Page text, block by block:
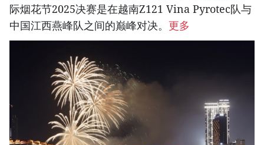
际烟花节2025决赛是在越南Z121 Vina Pyrotec队与
中国江西燕峰队之间的巅峰对决。 更多